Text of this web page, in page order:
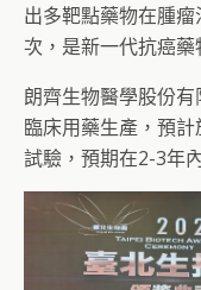
出多靶點藥物在腫
次，是新一代抗癌藥
朗齊生物醫學股份
臨床用藥生產，預
試驗，預期在2-3年